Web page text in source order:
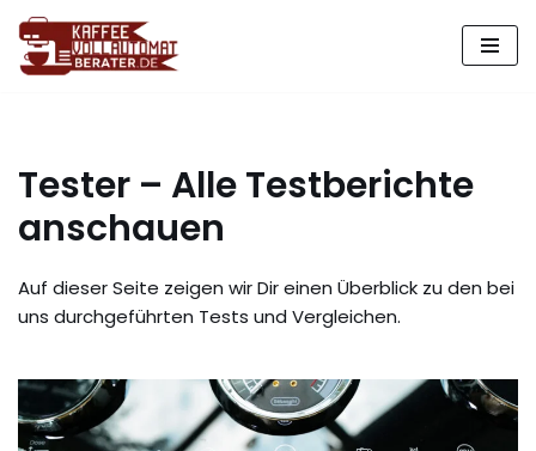
Zum
Tester – Alle Testberichte
anschauen
Auf dieser Seite zeigen wir Dir einen Überblick zu den bei
uns durchgeführten Tests und Vergleichen.